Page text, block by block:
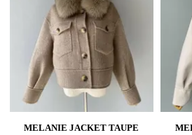
MELANIE JACKET TAUPE